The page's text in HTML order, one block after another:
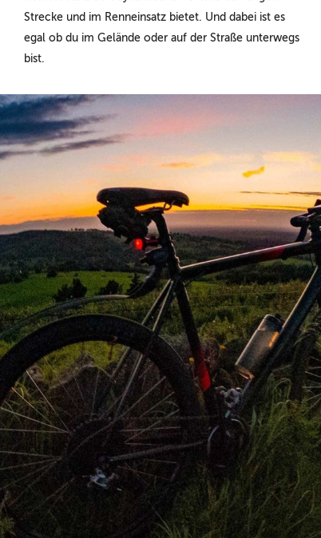
Strecke und im Renneinsatz bietet. Und dabei ist es
egal ob du im Gelände oder auf der Straße unterwegs
bist.